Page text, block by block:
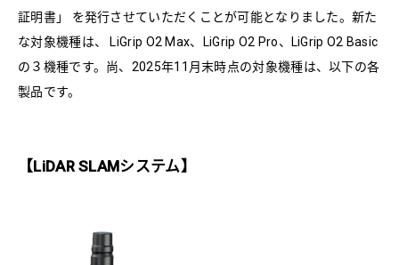
証明書」 を発行させていただくことが可能となりました。新た
な対象機種は、 LiGrip O2 Max、LiGrip O2 Pro、LiGrip O2 Basic
の３機種です。尚、2025年11月末時点の対象機種は、以下の各
製品です。
【LiDAR SLAMシステム】